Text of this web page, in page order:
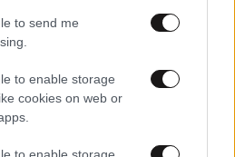
to send me
to enable storage
cookies on web or
to enable storage
τους κανόνες σχολιασμού
ΠΡΟΣΘΗΚΗ